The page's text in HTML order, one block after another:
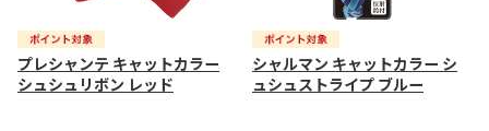
プレシャンテ キャットカラー
シュシュリボン レッド
シャルマン キャットカラー シ
ュシュストライプ ブルー